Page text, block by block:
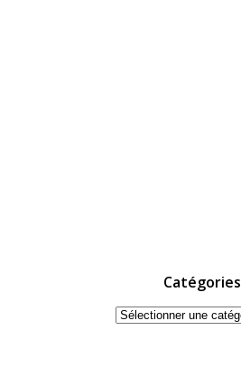
Catégories
Catégories